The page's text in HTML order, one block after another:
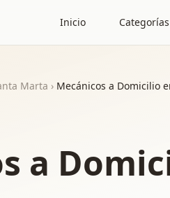
Inicio Categorías
Marta › Mecánicos a Domicilio
a